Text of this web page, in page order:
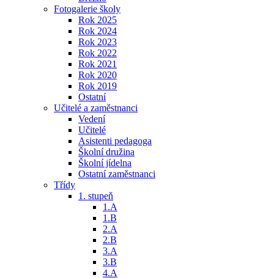
Fotogalerie školy
Rok 2025
Rok 2024
Rok 2023
Rok 2022
Rok 2021
Rok 2020
Rok 2019
Ostatní
Učitelé a zaměstnanci
Vedení
Učitelé
Asistenti pedagoga
Školní družina
Školní jídelna
Ostatní zaměstnanci
Třídy
1. stupeň
1.A
1.B
2.A
2.B
3.A
3.B
4.A